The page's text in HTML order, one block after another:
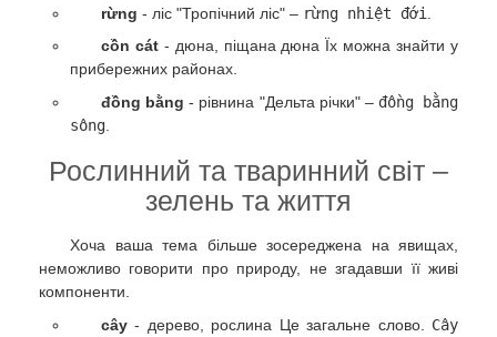
rừng - ліс "Тропічний ліс" – rừng nhiệt đới
cồn cát- дюна, піщана дюна Їх можна знайти у
прибережних районах.
đồng bằng - рівнина "Дельта річки" – đồng bằng
sông
Рослинний та тваринний світ –
зелень та життя
Хоча ваша тема більше зосереджена на явищах,
неможливо говорити про природу, не згадавши її живі
компоненти.
cây - дерево, рослина Це загальне слово. Cây